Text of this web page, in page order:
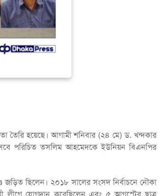
তৈরি হয়েছে। আগামী শনিবার (২৪ মে) ড. খন্দকার
পরিচিত তসলিম আহমেদকে ইউনিয়ন বিএনপির
জড়িত ছিলেন। ২০১৮ সালের সংসদ নির্বাচনে নৌকা